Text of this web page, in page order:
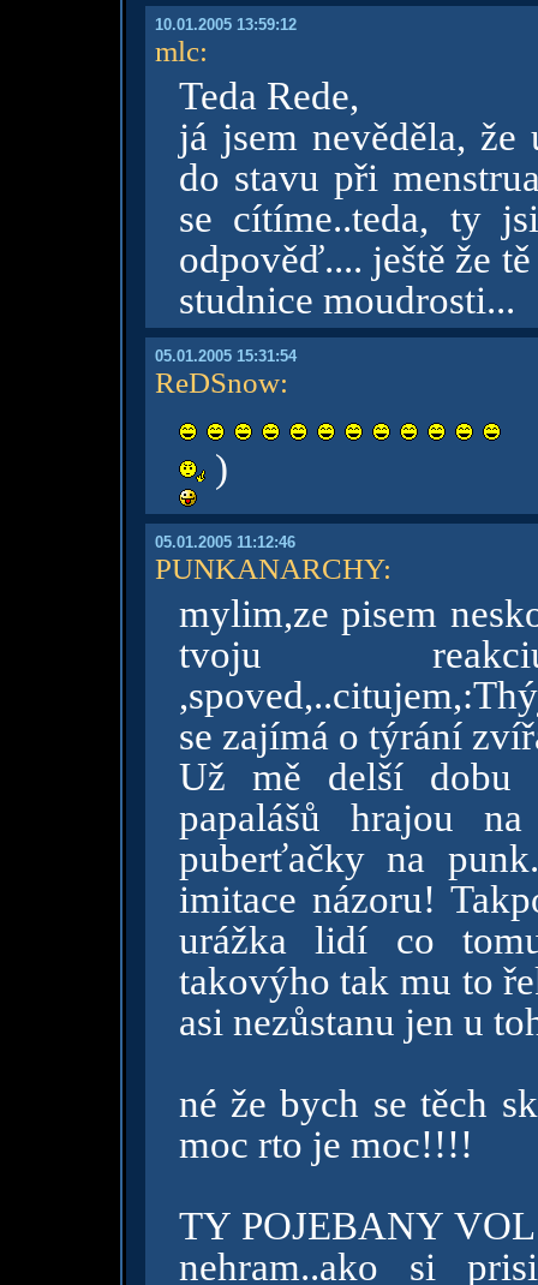
10.01.2005 13:59:12
mlc:
Teda Rede,
já jsem nevěděla,
do stavu při
se cítíme..teda, ty
odpověď.... ještě že
studnice moudrosti...
05.01.2005 15:31:54
ReDSnow:
)
05.01.2005 11:12:46
PUNKANARCHY:
mylim,ze pisem
tvoju
se zajímá o týrání
Už mě delší dobu
papalášů hrajou
puberťačky na
imitace názoru!
urážka lidí co
takovýho tak mu to
asi nezůstanu jen u
né že bych se těch
moc rto je moc!!!!
TY POJEBANY
nehram..ako si